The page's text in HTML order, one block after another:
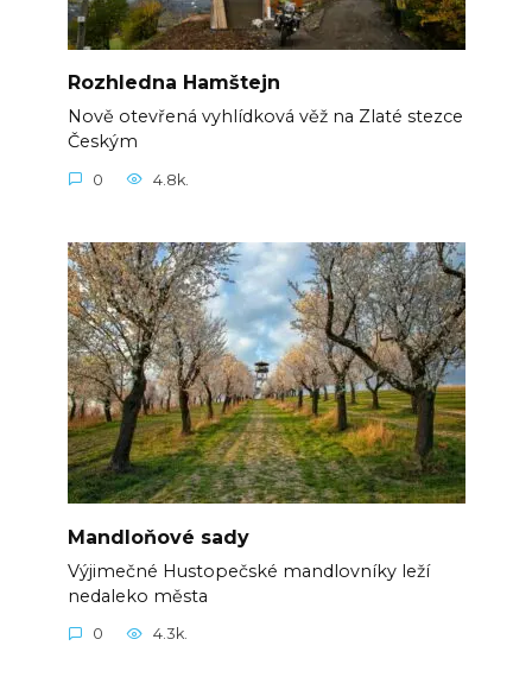
Rozhledna Hamštejn
Nově otevřená vyhlídková věž na Zlaté stezce
Českým
0 4.8k.
Mandloňové sady
Výjimečné Hustopečské mandlovníky leží
nedaleko města
0 4.3k.